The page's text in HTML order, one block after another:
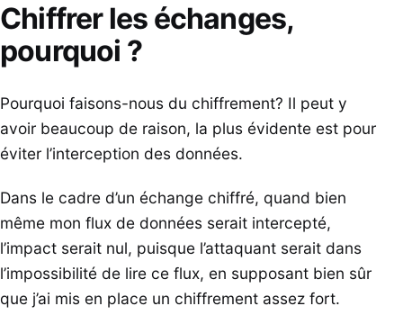
Chiffrer les échanges,
pourquoi ?
Pourquoi faisons-nous du chiffrement? Il peut y
avoir beaucoup de raison, la plus évidente est pour
éviter l’interception des données.
Dans le cadre d’un échange chiffré, quand bien
même mon flux de données serait intercepté,
l’impact serait nul, puisque l’attaquant serait dans
l’impossibilité de lire ce flux, en supposant bien sûr
que j’ai mis en place un chiffrement assez fort.